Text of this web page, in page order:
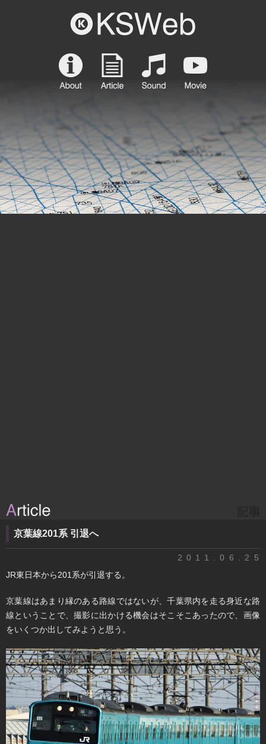
京葉線201系 引退へ
2011.06.25
JR東日本から201系が引退する。
京葉線はあまり縁のある路線ではないが、千葉県内を走る身近な路
線ということで、撮影に出かける機会はそこそこあったので、画像
をいくつか出してみようと思う。